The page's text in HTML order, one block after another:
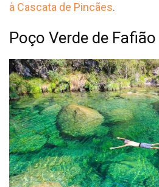
à Cascata de Pincães.
Poço Verde de Fafião